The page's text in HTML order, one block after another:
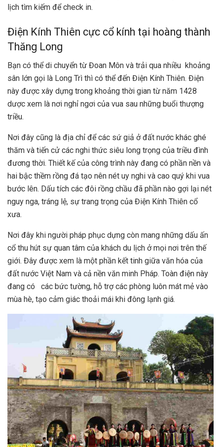
lịch tìm kiếm để check in.
Điện Kính Thiên cực cổ kính tại hoàng thành
Thăng Long
Bạn có thể di chuyển từ Đoan Môn và trải qua nhiều khoảng
sân lớn gọi là Long Trì thì có thể đến Điện Kính Thiên. Điện
này được xây dựng trong khoảng thời gian từ năm 1428
dược xem là nơi nghỉ ngơi của vua sau những buổi thượng
triều.
Nơi đây cũng là địa chỉ để các sứ giả ở đất nước khác ghé
thăm và tiến cử các nghi thức siêu long trọng của triều đình
đương thời. Thiết kế của công trình này đang có phần nền và
hai bậc thềm rồng đá tạo nên nét uy nghi và cao quý khi vua
bước lên. Dấu tích các đôi rồng chầu đã phần nào gợi lại nét
nguy nga, tráng lệ, sự trang trọng của Điện Kính Thiên cổ
xưa.
Nơi đây khi người pháp phục dựng còn mang những dấu ấn
cổ thu hút sự quan tâm của khách du lịch ở mọi nơi trên thế
giới. Đây được xem là một phần kết tinh giữa văn hóa của
đất nước Việt Nam và cả nền văn minh Pháp. Toàn điện này
đang có các bức tường, hỗ trợ các phòng luôn mát mẻ vào
mùa hè, tạo cảm giác thoải mái khi đông lạnh giá.